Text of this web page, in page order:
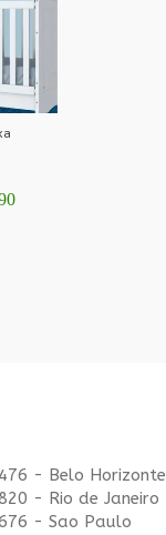
- Belo Horizonte
- Rio de Janeiro
- Sao Paulo